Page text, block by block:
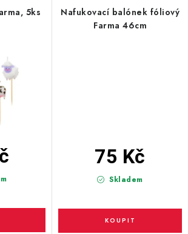
SVOBODOU
KONFETY
podmínky
5ks
Nafukovací balónek fóliový
Farma 46cm
Skladem
75 Kč